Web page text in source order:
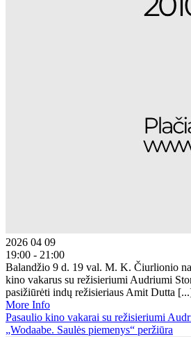
2026 04 09
19:00 - 21:00
Balandžio 9 d. 19 val. M. K. Čiurlionio
kino vakarus su režisieriumi Audriumi
pasižiūrėti indų režisieriaus Amit Dutta
More Info
Pasaulio kino vakarai su režisieriumi
„Wodaabe. Saulės piemenys“ peržiūra